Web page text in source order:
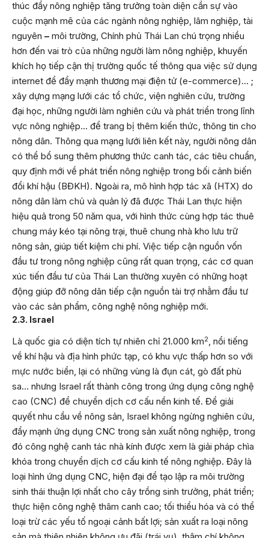
thúc đẩy nông nghiệp tăng trưởng toàn diện cần sự vào
cuộc mạnh mẽ của các ngành nông nghiệp, lâm nghiệp, tài
nguyên – môi trường, Chính phủ Thái Lan chú trọng nhiều
hơn đến vai trò của những người làm nông nghiệp, khuyến
khích họ tiếp cận thị trường quốc tế thông qua việc sử dụng
internet để đẩy mạnh thương mại điện tử (e-commerce)… ;
xây dựng mạng lưới các tổ chức, viện nghiên cứu, trường
đại học, những người làm nghiên cứu và phát triển trong lĩnh
vực nông nghiệp… để trang bị thêm kiến thức, thông tin cho
nông dân. Thông qua mạng lưới liên kết này, người nông dân
có thể bổ sung thêm phương thức canh tác, các tiêu chuẩn,
quy định mới về phát triển nông nghiệp trong bối cảnh biến
đổi khí hậu (BĐKH). Ngoài ra, mô hình hợp tác xã (HTX) do
nông dân làm chủ và quản lý đã được Thái Lan thực hiện
hiệu quả trong 50 năm qua, với hình thức cùng hợp tác thuê
chung máy kéo tại nông trại, thuê chung nhà kho lưu trữ
nông sản, giúp tiết kiệm chi phí. Việc tiếp cận nguồn vốn
đầu tư trong nông nghiệp cũng rất quan trọng, các cơ quan
xúc tiến đầu tư của Thái Lan thường xuyên có những hoạt
động giúp đỡ nông dân tiếp cận nguồn tài trợ nhằm đầu tư
vào các sản phẩm, công nghệ nông nghiệp mới.
2.3. Israel
Là quốc gia có diện tích tự nhiên chỉ 21.000 km2, nổi tiếng
về khí hậu và địa hình phức tạp, có khu vực thấp hơn so với
mực nước biển, lại có những vùng là đụn cát, gò đất phù
sa… nhưng Israel rất thành công trong ứng dụng công nghệ
cao (CNC) để chuyển dịch cơ cấu nền kinh tế. Để giải
quyết nhu cầu về nông sản, Israel không ngừng nghiên cứu,
đẩy mạnh ứng dụng CNC trong sản xuất nông nghiệp, trong
đó công nghệ canh tác nhà kính được xem là giải pháp chìa
khóa trong chuyển dịch cơ cấu kinh tế nông nghiệp. Đây là
loại hình ứng dụng CNC, hiện đại để tạo lập ra môi trường
sinh thái thuận lợi nhất cho cây trồng sinh trưởng, phát triển;
thực hiện công nghệ thâm canh cao; tối thiểu hóa và có thể
loại trừ các yếu tố ngoại cảnh bất lợi; sản xuất ra loại nông